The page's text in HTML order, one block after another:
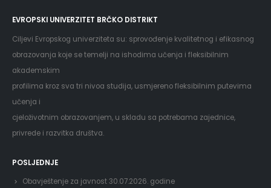
EVROPSKI UNIVERZITET BRČKO DISTRIKT
Ciljevi Evropskog univerziteta su: sprovođenje kvalitetnog i efikasnog
obrazovanja koje se temelji na ishodima učenja i fleksibilnim
akademskim
profilima kroz sva tri nivoa studija, usmjereno fleksibilnim putevima
učenja i
cjeloživotnim obrazovanjem, u skladu sa potrebama zajednice,
privrede i razvitka društva.
POSLJEDNJE
Obavještenje za javnost 30.07.2026. godine